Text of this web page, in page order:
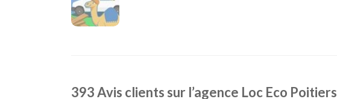
393 Avis clients sur l’agence Loc Eco Poitiers